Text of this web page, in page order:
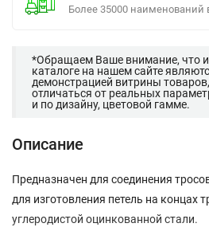
Более 35000 наименований
*Обращаем Ваше внимание, что
каталоге на нашем сайте
демонстрацией витрины
отличаться от реальных
и по дизайну, цветовой гамме.
Описание
Предназначен для соединения
для изготовления петель на концах
углеродистой оцинкованной стали.